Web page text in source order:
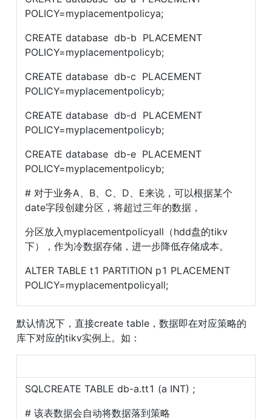
POLICY=myplacementpolicya;
CREATE database  db-b  PLACEMENT
POLICY=myplacementpolicyb;
CREATE database  db-c  PLACEMENT
POLICY=myplacementpolicyb;
CREATE database  db-d  PLACEMENT
POLICY=myplacementpolicyb;
CREATE database  db-e  PLACEMENT
POLICY=myplacementpolicyb;
# 对于业务A、B、C、D、E来说，可以根据某个
date字段创建分区，将超过三年的数据，
分区放入myplacementpolicyall（hdd盘的tikv
下），作为冷数据存储，进一步降低存储成本。
ALTER TABLE t1 PARTITION p1 PLACEMENT
POLICY=myplacementpolicyall;
默认情况下，直接create table，数据即在对应策略的
库下对应的tikv实例上。如：
SQLCREATE TABLE db-a.tt1 (a INT) ;
# 该表数据会自动将数据落到策略